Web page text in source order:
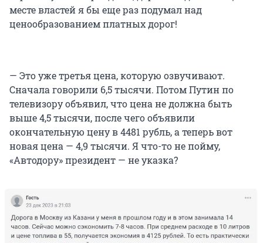
месте властей я бы еще раз подумал над
ценообразованием платных дорог!
— Это уже третья цена, которую озвучивают.
Сначала говорили 6,5 тысячи. Потом Путин по
телевизору объявил, что цена не должна быть
выше 4,5 тысячи, после чего объявили
окончательную цену в 4481 рубль, а теперь вот
новая цена — 4,9 тысячи. Я что-то не пойму,
«Автодору» президент — не указка?